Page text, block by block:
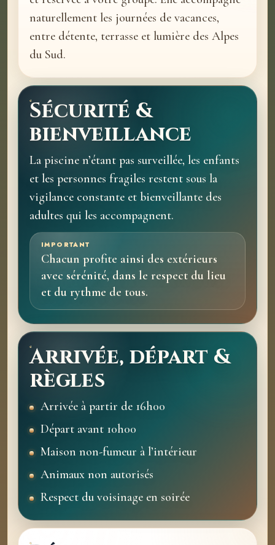
naturellement les journées de vacances,
entre détente, terrasse et lumière des Alpes
du Sud.
Sécurité &
bienveillance
La piscine n’étant pas surveillée, les enfants
et les personnes fragiles restent sous la
vigilance constante et bienveillante des
adultes qui les accompagnent.
IMPORTANT
Chacun profite ainsi des extérieurs
avec sérénité, dans le respect du lieu
et du rythme de tous.
Arrivée, départ &
règles
Arrivée à partir de 16h00
Départ avant 10h00
Maison non-fumeur à l’intérieur
Animaux non autorisés
Respect du voisinage en soirée